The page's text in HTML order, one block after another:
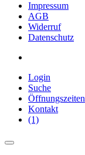
Impressum
AGB
Widerruf
Datenschutz
Login
Suche
Öffnungszeiten
Kontakt
(1)